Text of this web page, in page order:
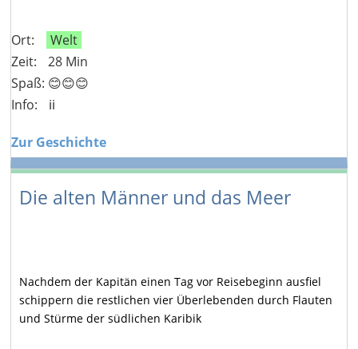
Ort:
Welt
Zeit:
28 Min
Spaß: 😊😊😊
Info:
ℹ️ℹ️
Zur Geschichte
Die alten Männer und das Meer
Nachdem der Kapitän einen Tag vor Reisebeginn ausfiel
schippern die restlichen vier Überlebenden durch Flauten
und Stürme der südlichen Karibik